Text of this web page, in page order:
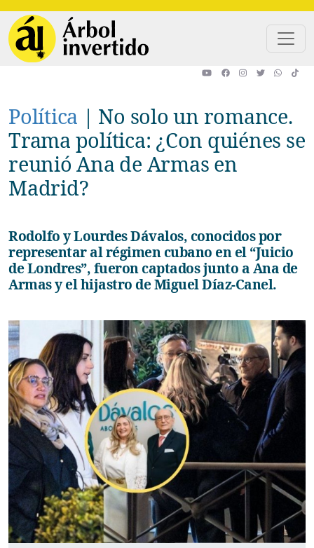
Política | No solo un romance.
Trama política: ¿Con quiénes se
reunió Ana de Armas en
Madrid?
Rodolfo y Lourdes Dávalos, conocidos por
representar al régimen cubano en el “Juicio
de Londres”, fueron captados junto a Ana de
Armas y el hijastro de Miguel Díaz-Canel.